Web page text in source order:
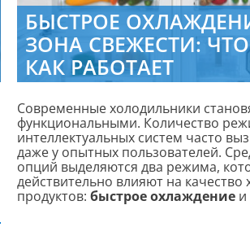
БЫСТРОЕ
ЗОНА СВЕЖЕСТИ:
КАК РАБОТАЕТ
Современные холодильники
функциональными. Количество
интеллектуальных систем часто
даже у опытных пользователей.
опций выделяются два режима,
действительно влияют на качество
продуктов: быстрое охлаждение и